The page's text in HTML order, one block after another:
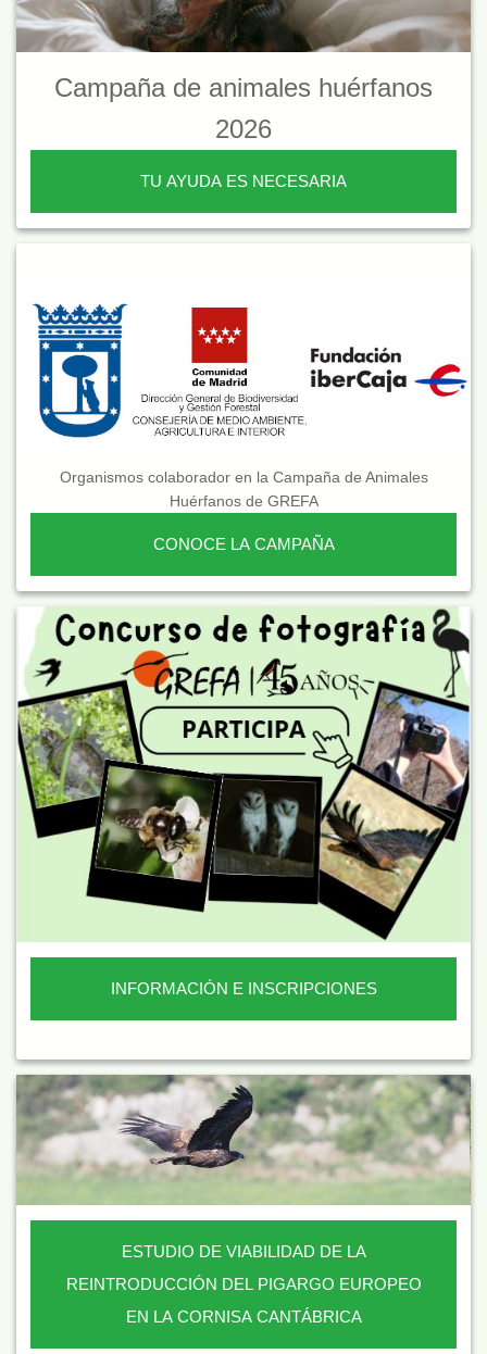
Campaña de animales huérfanos
2026
TU AYUDA ES NECESARIA
Organismos colaborador en la Campaña de Animales
Huérfanos de GREFA
CONOCE LA CAMPAÑA
INFORMACIÓN E INSCRIPCIONES
ESTUDIO DE VIABILIDAD DE LA
REINTRODUCCIÓN DEL PIGARGO EUROPEO
EN LA CORNISA CANTÁBRICA